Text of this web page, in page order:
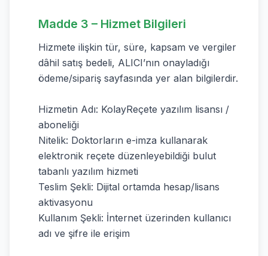
Madde 3 – Hizmet Bilgileri
Hizmete ilişkin tür, süre, kapsam ve vergiler
dâhil satış bedeli, ALICI’nın onayladığı
ödeme/sipariş sayfasında yer alan bilgilerdir.
Hizmetin Adı: KolayReçete yazılım lisansı /
aboneliği
Nitelik: Doktorların e-imza kullanarak
elektronik reçete düzenleyebildiği bulut
tabanlı yazılım hizmeti
Teslim Şekli: Dijital ortamda hesap/lisans
aktivasyonu
Kullanım Şekli: İnternet üzerinden kullanıcı
adı ve şifre ile erişim